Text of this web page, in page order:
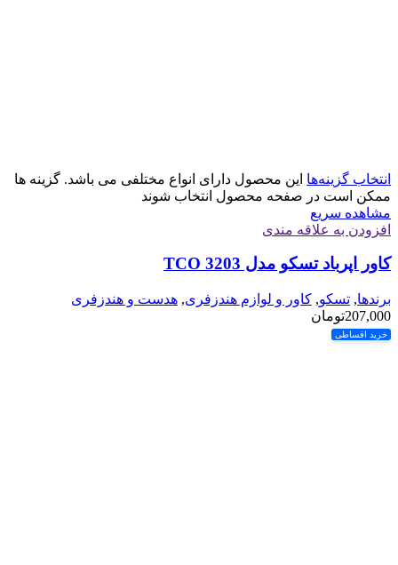
انتخاب گزینه‌ها این محصول دارای انواع مختلفی می باشد. گزینه ها
ممکن است در صفحه محصول انتخاب شوند
مشاهده سریع
افزودن به علاقه مندی
کاور اپرباد تسکو مدل TCO 3203
برندها, تسکو, کاور و لوازم هندزفری, هدست و هندزفری
207,000تومان
خرید اقساطی